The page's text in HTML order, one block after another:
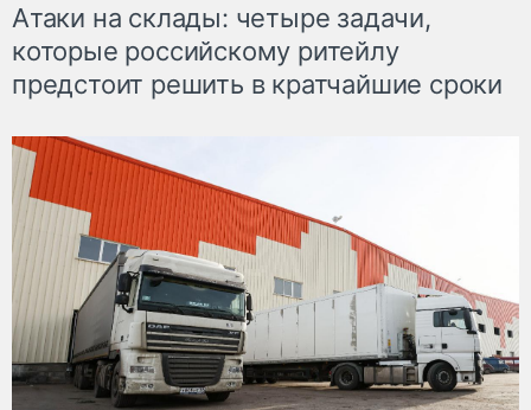
Атаки на склады: четыре задачи,
которые российскому ритейлу
предстоит решить в кратчайшие сроки